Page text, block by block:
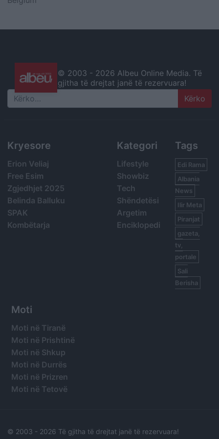
© 2003 - 2026 Albeu Online Media. Të
gjitha të drejtat janë të rezervuara!
Search
Kryesore
Erion Veliaj
Free Esim
Zgjedhjet 2025
Belinda Balluku
SPAK
Kombëtarja
Kategori
Lifestyle
Showbiz
Tech
Shëndetësi
Argetim
Enciklopedi
Tags
Edi Rama
Albania
News
Ilir Meta
Piranjat
gazeta,
tv,
portale
Sali
Berisha
Moti
Moti në Tiranë
Moti në Prishtinë
Moti në Shkup
Moti në Durrës
Moti në Prizren
Moti në Tetovë
© 2003 - 2026 Të gjitha të drejtat janë të rezervuara!